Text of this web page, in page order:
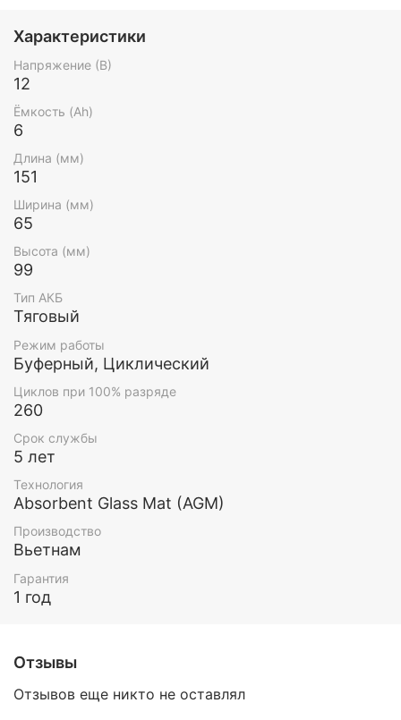
Характеристики
Напряжение (В)
12
Ёмкость (Ah)
6
Длина (мм)
151
Ширина (мм)
65
Высота (мм)
99
Тип АКБ
Тяговый
Режим работы
Буферный, Циклический
Циклов при 100% разряде
260
Срок службы
5 лет
Технология
Absorbent Glass Mat (AGM)
Производство
Вьетнам
Гарантия
1 год
Отзывы
Отзывов еще никто не оставлял